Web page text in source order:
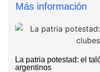
Más información
La patria potestad: el
argentinos